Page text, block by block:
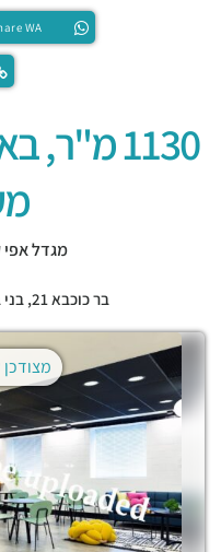
WA
1130
מגדל אפי
בר כוכבא 21,